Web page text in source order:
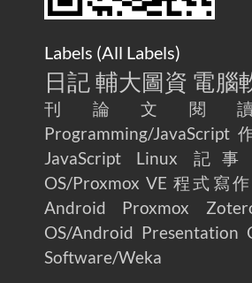
Labels (All Labels)
日記 輔大圖資 電腦
刊論文閱
Programming/JavaScript
JavaScript
Linux 記事
OS/Proxmox VE 程式寫作
Android
Proxmox
OS/Android Presentation
Software/Weka